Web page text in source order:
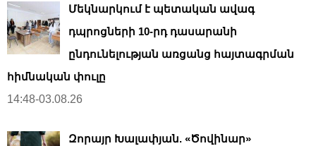
Մեկնարկում է պետական ավագ
դպրոցների 10-րդ դասարանի
ընդունելության առցանց հայտագրման
հիմնական փուլը
14:48-03.08.26
Զորայր Խալափյան. «Ծովինար»